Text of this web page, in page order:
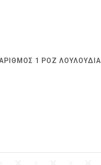
1 ΡΟΖ ΛΟΥΛΟΥΔΙΑ